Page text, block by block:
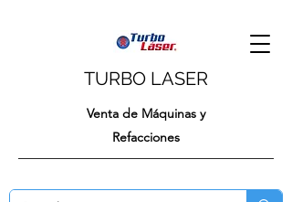
TURBO LASER
Venta de Máquinas y
Refacciones